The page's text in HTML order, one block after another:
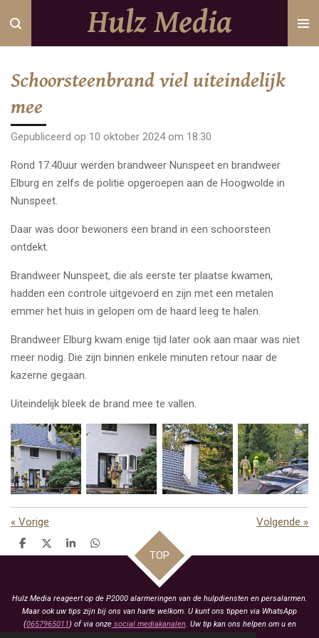
Ga
direct
hoofdinhoud
Hulz Media
Schoorsteenbrand viel uiteindelijk
mee
Gepubliceerd op 10 oktober 2024 om 18:30
Rond 17:40uur werden brandweer Nunspeet en brandweer
Elburg en zelfs de politie opgeroepen aan de Hoogwolde in
Nunspeet.
Daar was door bewoners een brand in een schoorsteen
ontdekt.
Brandweer Nunspeet, die als eerste ter plaatse kwamen,
hadden een controle uitgevoerd en zijn met een metalen
emmer het huis in gelopen om de haard leeg te halen.
Brandweer Elburg kwam enige tijd later ook aan maar was niet
meer nodig. Die zijn binnen enkele minuten retour naar de
kazerne gegaan.
Uiteindelijk bleek de brand mee te vallen.
« Vorige Volgende »
D
e
D
e
S
h
D
e
TOP
Hulz Media reageert op de P2000 alarmeringen van de hulpdiensten en persalarmen.
Maar ook uw tips zijn bij ons van harte welkom. U kunt ons tippen via WhatsApp
(0657965011) of via onzesocial mediakanalen. Uw tip kan ons helpen om u en